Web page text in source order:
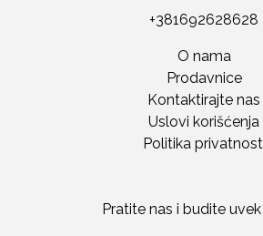
+381692628628
O nama
Prodavnice
Kontaktirajte nas
Uslovi korišćenja
Politika
Pratite nas i budite